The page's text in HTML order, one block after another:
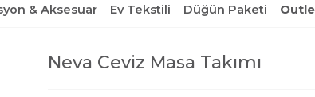
& Aksesuar Ev Tekstili Düğün Paketi
Neva Ceviz Masa Takımı